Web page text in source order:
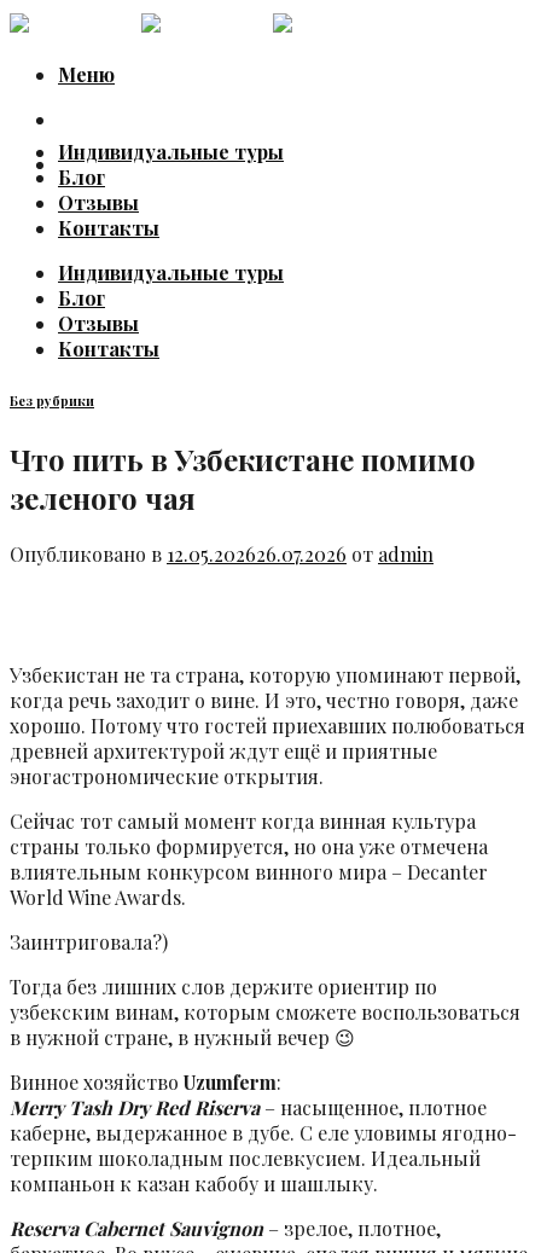
Skip
contentМеню
Индивидуальные туры
Блог
Отзывы
Контакты
Индивидуальные туры
Блог
Отзывы
Контакты
Без рубрики
Что пить в Узбекистане помимо
зеленого чая
Опубликовано в 12.05.202626.07.2026 от admin
Узбекистан не та страна, которую упоминают первой,
когда речь заходит о вине. И это, честно говоря, даже
хорошо. Потому что гостей приехавших полюбоваться
древней архитектурой ждут ещё и приятные
эногастрономические открытия.
Сейчас тот самый момент когда винная культура
страны только формируется, но она уже отмечена
влиятельным конкурсом винного мира – Decanter
World Wine Awards.
Заинтриговала?)
Тогда без лишних слов держите ориентир по
узбекским винам, которым сможете воспользоваться
в нужной стране, в нужный вечер 😉
Винное хозяйство Uzumferm:
Merry Tash Dry Red Riserva– насыщенное, плотное
каберне, выдержанное в дубе. С еле уловимы ягодно-
терпким шоколадным послевкусием. Идеальный
компаньон к казан кабобу и шашлыку.
Reserva Cabernet Sauvignon– зрелое, плотное,